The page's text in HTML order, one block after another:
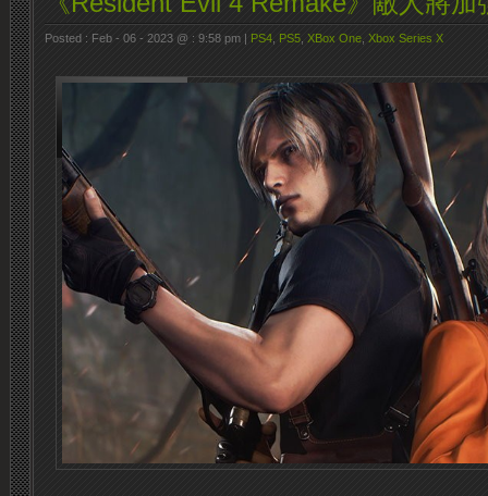
Posted : Feb - 06 - 2023 @ : 9:58 pm | PS4 PS5 XBox One Xbox Series X